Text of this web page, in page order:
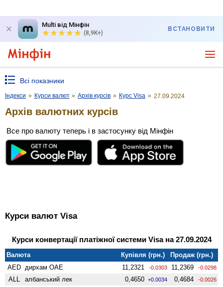
Multi від Мінфін
(8,9K+)
ВСТАНОВИТИ
Всі показники
Індекси » Курси валют » Архів курсів » Курс Visa » 27.09.2024
Архів валютних курсів
Все про валюту теперь і в застосунку від Мінфін
Курси валют Visa
Курси конвертації платіжної системи Visa на 27.09.2024
Валюта Купівля (грн.)
Продаж (грн.)
AED дирхам ОАЕ 11,2321 -0.0303 11,2369 -0.0298
ALL албанський лек 0,4650 +0.0034 0,4684 -0.0026